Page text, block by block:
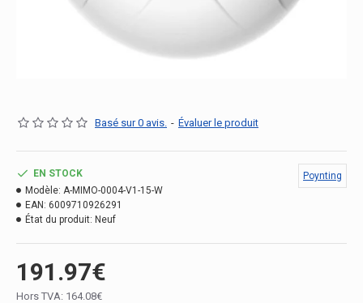
Basé sur 0 avis. - Évaluer le produit
191.97€
Hors TVA: 164.08€
EN STOCK
Modèle: A-MIMO-0004-V1-15-W
EAN: 6009710926291
État du produit: Neuf
Poynting